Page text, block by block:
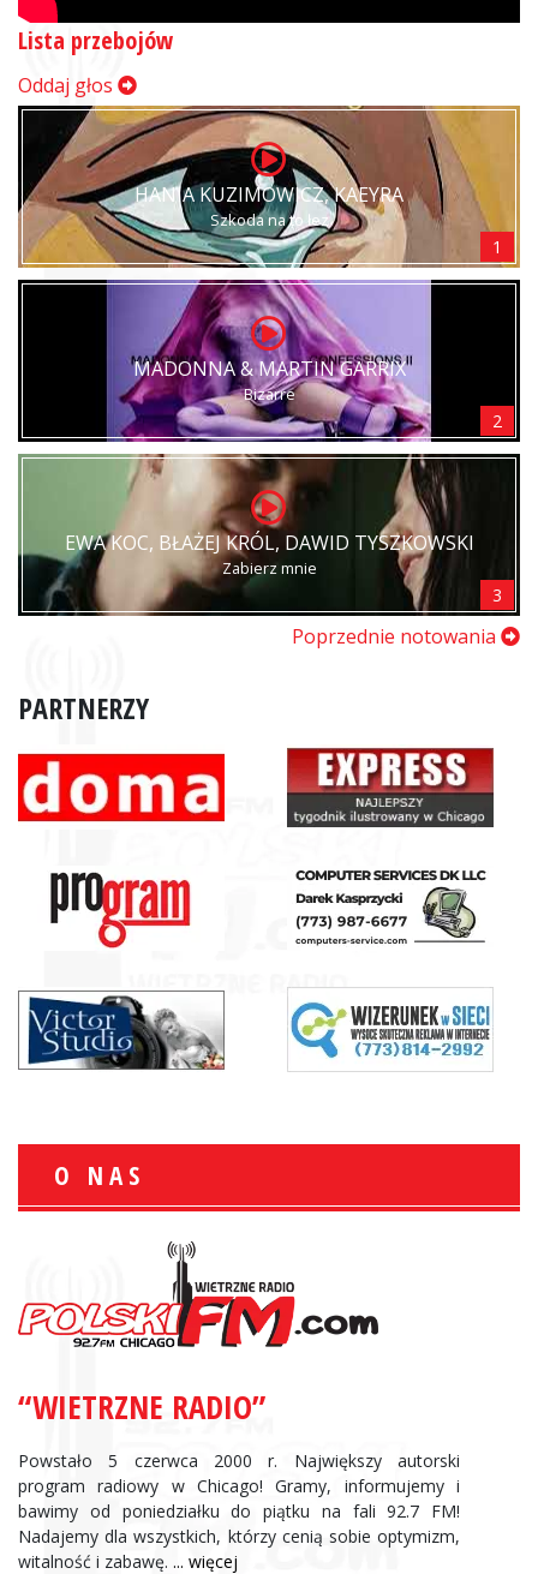
Lista przebojów
Oddaj głos
HANIA KUZIMOWICZ, KAEYRA
Szkoda na to łez
1
MADONNA & MARTIN GARRIX
Bizarre
2
EWA KOC, BŁAŻEJ KRÓL, DAWID TYSZKOWSKI
Zabierz mnie
3
Poprzednie notowania
PARTNERZY
O NAS
“WIETRZNE RADIO”
Powstało 5 czerwca 2000 r. Największy autorski
program radiowy w Chicago! Gramy, informujemy i
bawimy od poniedziałku do piątku na fali 92.7 FM!
Nadajemy dla wszystkich, którzy cenią sobie optymizm,
witalność i zabawę. ... więcej